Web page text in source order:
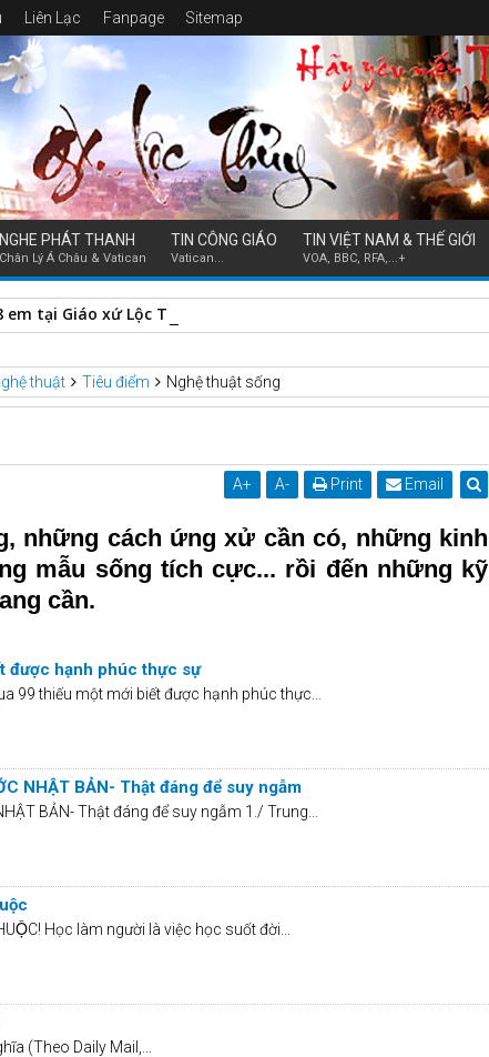
Liên Lạc Fanpage Sitemap
NGHE PHÁT THANH
Chân Lý Á Châu & Vatican
TIN CÔNG GIÁO
Vatican...
TIN VIỆT NAM & THẾ GIỚI
VOA, BBC, RFA,...+
tại Giáo xứ Lộc Thủy ( 21-8-2024)
thuật Tiêu điểm Nghệ thuật sống
A+ A- Print Email
những cách ứng xử cần có, những kinh
mẫu sống tích cực... rồi đến những kỹ
cần.
được hạnh phúc thực sự
99 thiếu một mới biết được hạnh phúc thực...
NHẬT BẢN- Thật đáng để suy ngẫm
BẢN- Thật đáng để suy ngẫm 1./ Trung...
Học làm người là việc học suốt đời...
(Theo Daily Mail,...